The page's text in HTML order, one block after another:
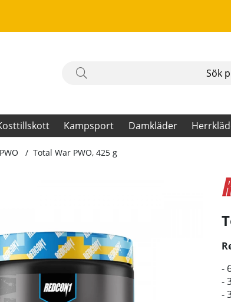
Kampsport Damkläder
Total War PWO, 425 g
-
-
-